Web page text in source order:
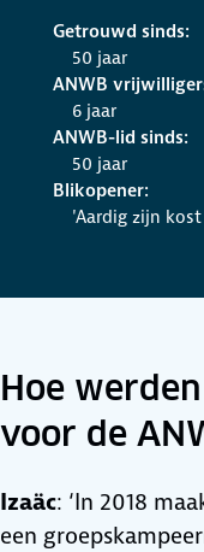
Getrouwd sinds:
50 jaar
ANWB
6 jaar
ANWB-lid sinds:
50 jaar
Blikopener:
'Aardig zijn
Hoe
voor de
Izaäc: ‘In 2018
een